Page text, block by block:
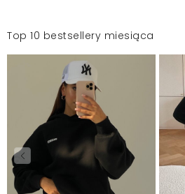
Top 10 bestsellery miesiąca